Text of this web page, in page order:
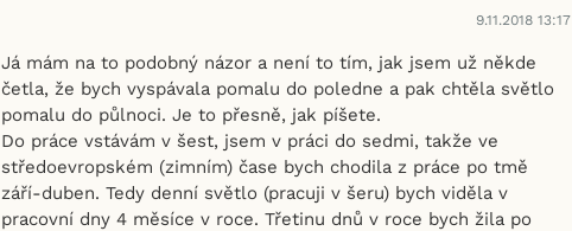
9.11.2018 13:17
Já mám na to podobný názor a není to tím, jak jsem už někde
četla, že bych vyspávala pomalu do poledne a pak chtěla světlo
pomalu do půlnoci. Je to přesně, jak píšete.
Do práce vstávám v šest, jsem v práci do sedmi, takže ve
středoevropském (zimním) čase bych chodila z práce po tmě
září-duben. Tedy denní světlo (pracuji v šeru) bych viděla v
pracovní dny 4 měsíce v roce. Třetinu dnů v roce bych žila po